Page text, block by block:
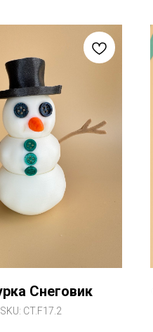
Снеговик
SKU: CT.F17.2